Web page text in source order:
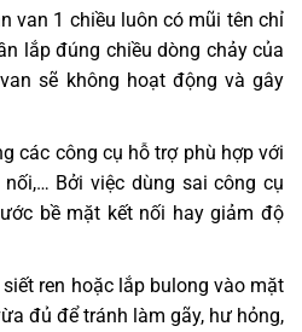
van 1 chiều luôn có mũi tên chỉ
lắp đúng chiều dòng chảy của
sẽ không hoạt động và gây
các công cụ hỗ trợ phù hợp với
Bởi việc dùng sai công cụ
bề mặt kết nối hay giảm độ
siết ren hoặc lắp bulong vào mặt
đủ để tránh làm gãy, hư hỏng,